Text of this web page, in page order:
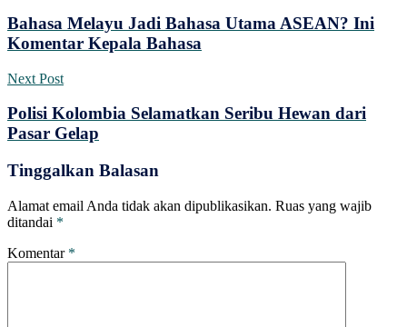
Bahasa Melayu Jadi Bahasa Utama ASEAN? Ini
Komentar Kepala Bahasa
Next Post
Polisi Kolombia Selamatkan Seribu Hewan dari
Pasar Gelap
Tinggalkan Balasan
Alamat email Anda tidak akan dipublikasikan. Ruas yang wajib
ditandai *
Komentar *